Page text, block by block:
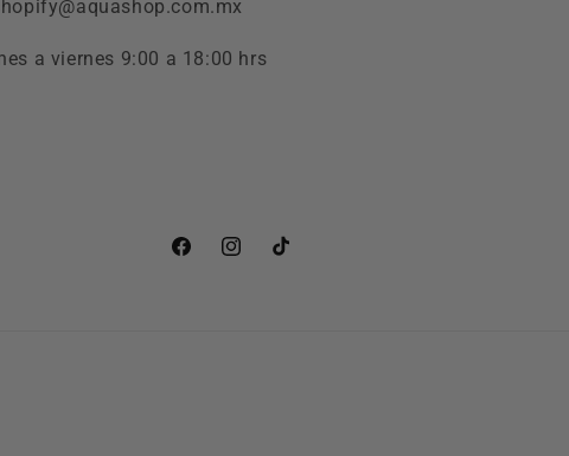
a viernes 9:00 a 18:00 hrs
FacebookInstagramTikTok